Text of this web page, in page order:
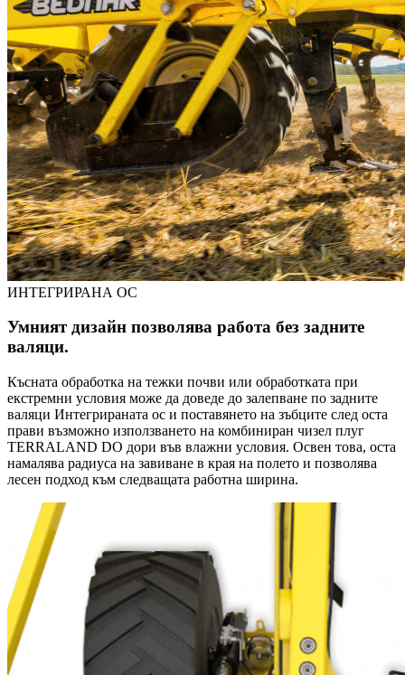
ИНТЕГРИРАНА ОС
Умният дизайн позволява работа без задните
валяци.
Късната обработка на тежки почви или обработката при
екстремни условия може да доведе до залепване по задните
валяци Интегрираната ос и поставянето на зъбците след оста
прави възможно използването на комбиниран чизел плуг
TERRALAND DO дори във влажни условия. Освен това, оста
намалява радиуса на завиване в края на полето и позволява
лесен подход към следващата работна ширина.